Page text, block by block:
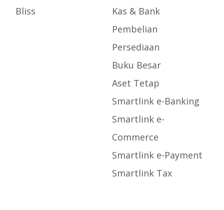
Bliss
Kas & Bank
Pembelian
Persediaan
Buku Besar
Aset Tetap
Smartlink e-Banking
Smartlink e-
Commerce
Smartlink e-Payment
Smartlink Tax